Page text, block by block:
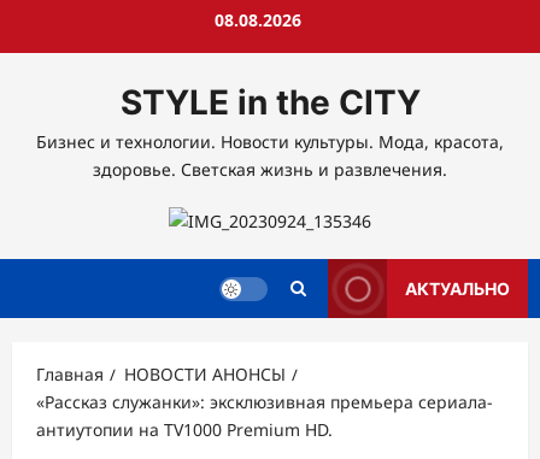
08.08.2026
STYLE in the CITY
Бизнес и технологии. Новости культуры. Мода, красота,
здоровье. Светская жизнь и развлечения.
АКТУАЛЬНО
Главная
НОВОСТИ АНОНСЫ
«Рассказ служанки»: эксклюзивная премьера сериала-
антиутопии на TV1000 Premium HD.